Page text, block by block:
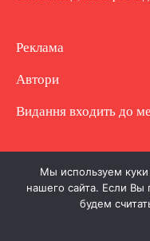
Реклама
Автори
Видання входить до
Copyright © Повне
заборонено.
Мы используем
нашего сайта. Если Вы
будем